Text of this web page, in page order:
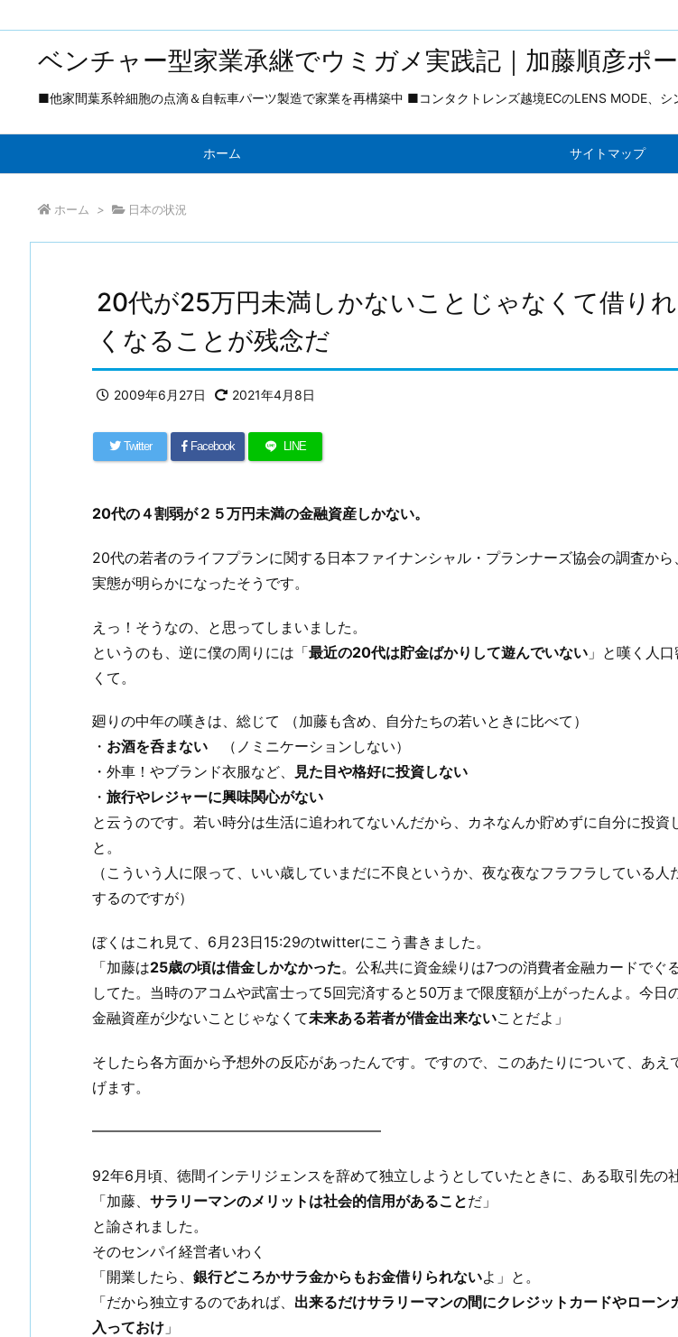
ベンチャー型家業承継でウミガメ実践記｜加藤順彦ポ
■他家間葉系幹細胞の点滴＆自転車パーツ製造で家業を再構築中 ■コンタクトレンズ越境ECのLENS MODE、
ホーム サイトマップ
ホーム > 日本の状況
20代が25万円未満しかないことじゃなくて借り
くなることが残念だ
2009年6月27日 2021年4月8日
Twitter Facebook LINE
20代の４割弱が２５万円未満の金融資産しかない。
20代の若者のライフプランに関する日本ファイナンシャル・プランナーズ協会の調査から
実態が明らかになったそうです。
えっ！そうなの、と思ってしまいました。
というのも、逆に僕の周りには「最近の20代は貯金ばかりして遊んでいない 」と嘆く人
くて。
廻りの中年の嘆きは、総じて （加藤も含め、自分たちの若いときに比べて）
・ お酒を呑まない （ノミニケーションしない）
・外車！やブランド衣服など、
見た目や格好に投資しない
・ 旅行やレジャーに興味関心がない
と云うのです。若い時分は生活に追われてないんだから、カネなんか貯めずに自分に投資
と。
（こういう人に限って、いい歳していまだに不良というか、夜な夜なフラフラしている人
するのですが）
ぼくはこれ見て、6月23日15:29のtwitterにこう書きました。
「加藤は25歳の頃は借金しかなかった。公私共に資金繰りは7つの消費者金融カードでぐ
してた。当時のアコムや武富士って5回完済すると50万まで限度額が上がったんよ。今日
金融資産が少ないことじゃなくて未来ある若者が借金出来ないことだよ」
そしたら各方面から予想外の反応があったんです。ですので、このあたりについて、あえ
げます。
━━━━━━━━━━━━━━━━━━━━
92年6月頃、徳間インテリジェンスを辞めて独立しようとしていたときに、ある取引先の
「加藤、 サラリーマンのメリットは社会的信用があることだ」
と諭されました。
そのセンパイ経営者いわく
「開業したら、 銀行どころかサラ金からもお金借りられないよ」と。
「だから独立するのであれば、 出来るだけサラリーマンの間にクレジットカードやローン
入っておけ 」